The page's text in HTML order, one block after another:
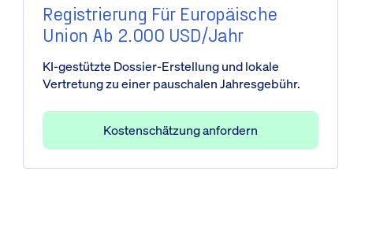
Registrierung Für Europäische
Union Ab 2.000 USD/Jahr
KI-gestützte Dossier-Erstellung und lokale
Vertretung zu einer pauschalen Jahresgebühr.
Kostenschätzung anfordern